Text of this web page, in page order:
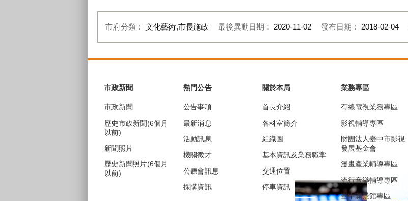
市府分類： 文化藝術,市長施政 最後異動日期： 2020-11-02 發布日期： 2018-02-04
市政新聞
市政新聞
歷史市政新聞(6個月
以前)
新聞照片
歷史新聞照片(6個月
以前)
熱門公告
公告事項
最新消息
活動訊息
機關徵才
公聽會訊息
採購資訊
關於本局
首長介紹
各科室簡介
組織圖
基本資訊及業務職掌
交通位置
停車資訊
業務專區
有線電視業務專區
影視輔導專區
財團法人臺中市影視
發展基金會
漫畫產業輔導專區
流行音樂輔導專區
臺中願景館專區